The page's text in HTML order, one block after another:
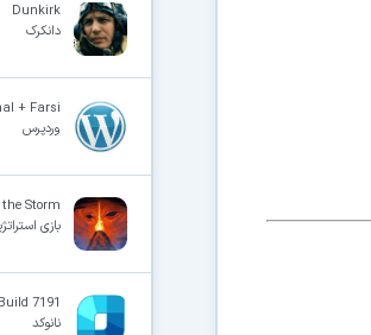
Dunkirk
دانکرک
+ Farsi
وردپرس
Storm
بازی
7191
نانوکد